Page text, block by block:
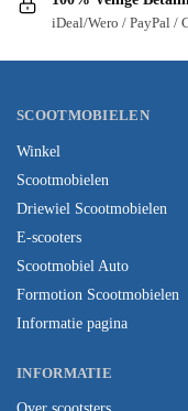
iDeal/Wero / PayPal /
SCOOTMOBIELEN
Winkel
Scootmobielen
Driewiel Scootmobielen
E-scooters
Scootmobiel Auto
Formotion Scootmobielen
Informatie pagina
INFORMATIE